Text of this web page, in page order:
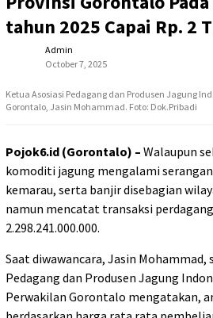
tahun 2025 Capai Rp. 2
Admin
October 7, 2025
Ketua Asosiasi Pedagang dan Produsen Jagung
Gorontalo, Jasin Mohammad. Foto: Dok.Pribadi
Pojok6.id (Gorontalo) – Walaupun
komoditi jagung mengalami
kemarau, serta banjir disebagian
namun mencatat transaksi
2.298.241.000.000.
Saat diwawancara, Jasin Mohammad,
Pedagang dan Produsen Jagung
Perwakilan Gorontalo mengatakan,